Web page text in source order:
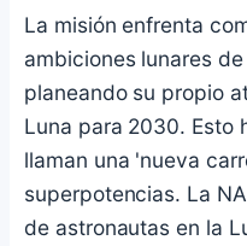
La misión enfrenta
ambiciones lunares
planeando su propio
Luna para 2030. Esto
llaman una 'nueva
superpotencias. La
de astronautas en la